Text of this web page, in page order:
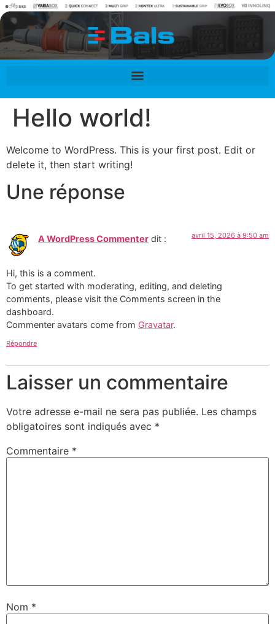
principal
Hello world!
Welcome to WordPress. This is your first post. Edit or
delete it, then start writing!
Une réponse
A WordPress Commenter dit : avril 15, 2026 à 9:50 am
Hi, this is a comment.
To get started with moderating, editing, and deleting
comments, please visit the Comments screen in the
dashboard.
Commenter avatars come from Gravatar.
Répondre
Laisser un commentaire
Votre adresse e-mail ne sera pas publiée. Les champs
obligatoires sont indiqués avec *
Commentaire *
Nom *